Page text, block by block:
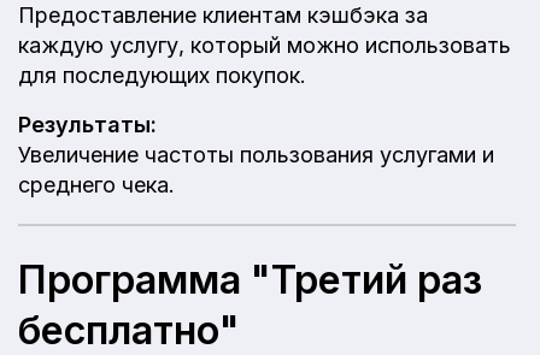
Предоставление клиентам кэшбэка за
каждую услугу, который можно использовать
для последующих покупок.
Результаты:
Увеличение частоты пользования услугами и
среднего чека.
Программа "Третий раз
бесплатно"